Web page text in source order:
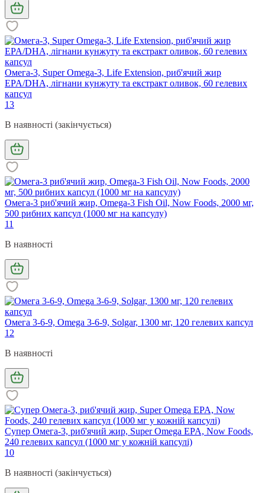
Омега-3, Super Omega-3, Life Extension, риб'ячий жир
EPA/DHA, лігнани кунжуту та екстракт оливок, 60 гелевих
капсул
13
В наявності (закінчується)
Омега-3 риб'ячий жир, Omega-3 Fish Oil, Now Foods, 2000 мг,
500 рибних капсул (1000 мг на капсулу)
11
В наявності
Омега 3-6-9, Omega 3-6-9, Solgar, 1300 мг, 120 гелевих капсул
12
В наявності
Супер Омега-3, риб'ячий жир, Super Omega EPA, Now Foods,
240 гелевих капсул (1000 мг у кожній капсулі)
10
В наявності (закінчується)